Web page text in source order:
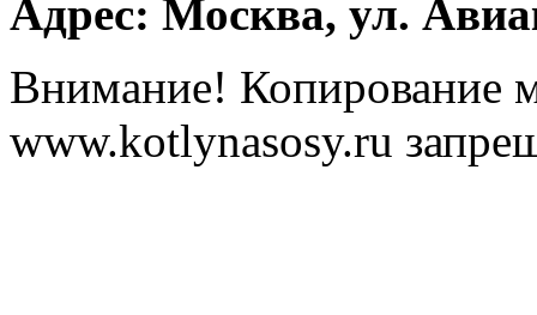
Адрес: Москва, ул.
Внимание! Копирование
www.kotlynasosy.ru